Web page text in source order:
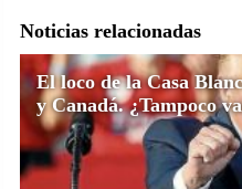
Noticias relacionadas
El loco de la Casa
y Canadá. ¿Tampoco